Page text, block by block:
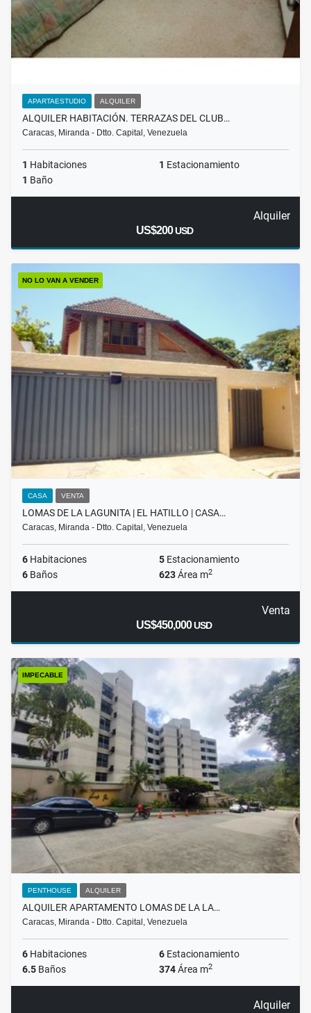
APARTAESTUDIO ALQUILER
ALQUILER HABITACIÓN. TERRAZAS DEL CLUB…
Caracas, Miranda - Dtto. Capital, Venezuela
1 Habitaciones 1 Estacionamiento
1 Baño
Alquiler
US$200USD
NO LO VAN A VENDER
CASA VENTA
LOMAS DE LA LAGUNITA | EL HATILLO | CASA…
Caracas, Miranda - Dtto. Capital, Venezuela
6 Habitaciones 5 Estacionamiento
6 Baños 623Área m2
Venta
US$450,000USD
IMPECABLE
PENTHOUSE ALQUILER
ALQUILER APARTAMENTO LOMAS DE LA LA…
Caracas, Miranda - Dtto. Capital, Venezuela
6 Habitaciones 6 Estacionamiento
6.5 Baños 374Área m2
Alquiler